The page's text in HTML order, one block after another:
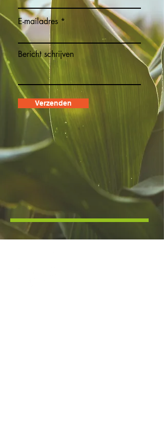
E-mailadres
Bericht schrijven
Verzenden